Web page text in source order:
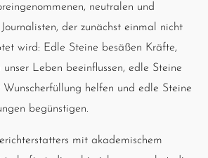
neutralen und
der zunächst einmal nicht
wird: Edle Steine besäßen Kräfte,
Leben beeinflussen, edle Steine
Wunscherfüllung helfen und edle Steine
begünstigen.
mit akademischem